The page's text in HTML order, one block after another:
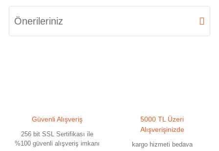
Önerileriniz
Ürün açıklamasında eksik bilgiler bulunuyor.
Ürün bilgilerinde hatalar bulunuyor.
Güvenli Alışveriş
256 bit SSL Sertifikası ile
%100 güvenli alışveriş imkanı
5000 TL Üzeri
Alışverişinizde
kargo hizmeti bedava